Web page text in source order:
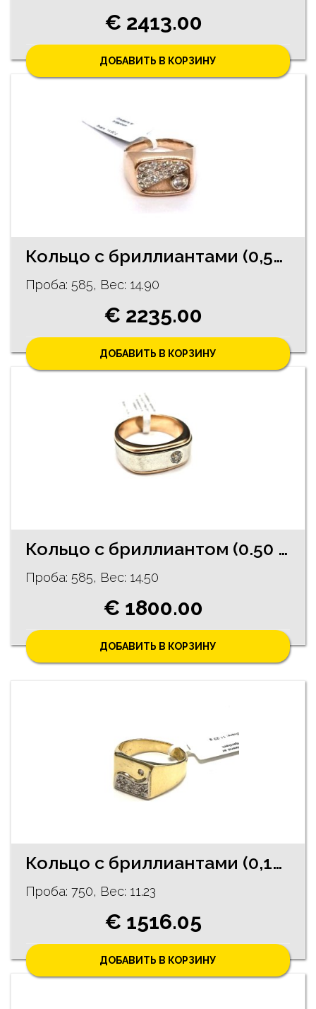
€ 2413.00
ДОБАВИТЬ В КОРЗИНУ
Кольцо с бриллиантами (0,56 карата) 4890-3461
Проба: 585, Bес: 14.90
€ 2235.00
ДОБАВИТЬ В КОРЗИНУ
Кольцо c бриллиантoм (0.50 ct) 2530-5763
Проба: 585, Bес: 14.50
€ 1800.00
ДОБАВИТЬ В КОРЗИНУ
Кольцо с бриллиантами (0,10 ct) 3283-0763
Проба: 750, Bес: 11.23
€ 1516.05
ДОБАВИТЬ В КОРЗИНУ